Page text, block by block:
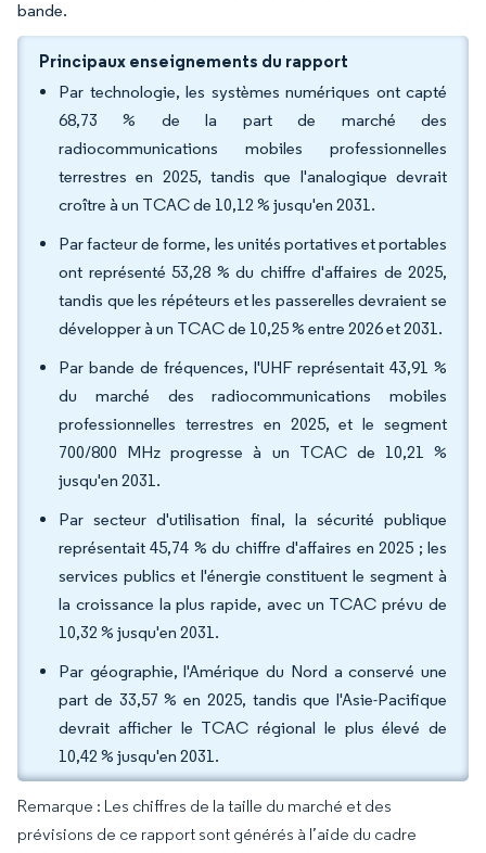
bande.
Principaux enseignements du rapport
Par technologie, les systèmes numériques ont capté
68,73 % de la part de marché des
radiocommunications mobiles professionnelles
terrestres en 2025, tandis que l'analogique devrait
croître à un TCAC de 10,12 % jusqu'en 2031.
Par facteur de forme, les unités portatives et portables
ont représenté 53,28 % du chiffre d'affaires de 2025,
tandis que les répéteurs et les passerelles devraient se
développer à un TCAC de 10,25 % entre 2026 et 2031.
Par bande de fréquences, l'UHF représentait 43,91 %
du marché des radiocommunications mobiles
professionnelles terrestres en 2025, et le segment
700/800 MHz progresse à un TCAC de 10,21 %
jusqu'en 2031.
Par secteur d'utilisation final, la sécurité publique
représentait 45,74 % du chiffre d'affaires en 2025 ; les
services publics et l'énergie constituent le segment à
la croissance la plus rapide, avec un TCAC prévu de
10,32 % jusqu'en 2031.
Par géographie, l'Amérique du Nord a conservé une
part de 33,57 % en 2025, tandis que l'Asie-Pacifique
devrait afficher le TCAC régional le plus élevé de
10,42 % jusqu'en 2031.
Remarque : Les chiffres de la taille du marché et des
prévisions de ce rapport sont générés à l’aide du cadre